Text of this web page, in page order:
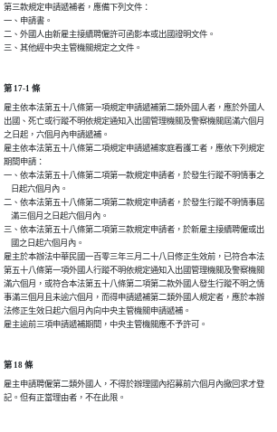
第三款規定申請遞補者，應備下列文件：
一、申請書。
二、外國人由新雇主接續聘僱許可函影本或出國證明文件。
三、其他經中央主管機關規定之文件。
第 17-1 條
雇主依本法第五十八條第一項規定申請遞補第二類外國人者，應於外國人
出國、死亡或行蹤不明依規定通知入出國管理機關及警察機關屆滿六個月
之日起，六個月內申請遞補。
雇主依本法第五十八條第二項規定申請遞補家庭看護工者，應依下列規定
期間申請：
一、依本法第五十八條第二項第一款規定申請者，於發生行蹤不明情事之
    日起六個月內。
二、依本法第五十八條第二項第二款規定申請者，於發生行蹤不明情事屆
    滿三個月之日起六個月內。
三、依本法第五十八條第二項第三款規定申請者，於新雇主接續聘僱或出
    國之日起六個月內。
雇主於本辦法中華民國一百零三年三月二十八日修正生效前，已符合本法
第五十八條第一項外國人行蹤不明依規定通知入出國管理機關及警察機關
滿六個月，或符合本法第五十八條第二項第二款外國人發生行蹤不明之情
事滿三個月且未逾六個月，而得申請遞補第二類外國人規定者，應於本辦
法修正生效日起六個月內向中央主管機關申請遞補。
雇主逾前三項申請遞補期間，中央主管機關應不予許可。
第 18 條
雇主申請聘僱第二類外國人，不得於辦理國內招募前六個月內撤回求才登
記。但有正當理由者，不在此限。